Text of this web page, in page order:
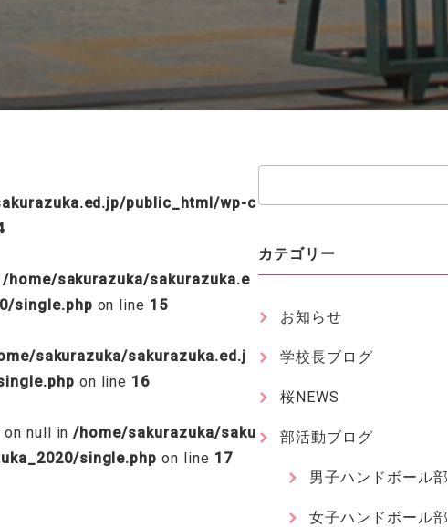
themes/sakurazuka_2020/header.phpon line230
public_html/wp-c
/home/sakurazuka/sakurazuka.e
single.php on line 15
sakurazuka/sakurazuka.ed.j
on line 16
on null in/home/sakurazuka/saku
single.php on line 17
カテゴリー
お知らせ
学校長ブログ
桜NEWS
部活動ブログ
男子ハンドボール部
女子ハンドボール部